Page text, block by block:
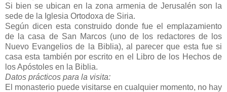
Si bien se ubican en la zona armenia de Jerusalén son la
sede de la Iglesia Ortodoxa de Siria.
Según dicen esta construido donde fue el emplazamiento
de la casa de San Marcos (uno de los redactores de los
Nuevo Evangelios de la Biblia), al parecer que esta fue si
casa esta también por escrito en el Libro de los Hechos de
los Apóstoles en la Biblia.
Datos prácticos para la visita:
El monasterio puede visitarse en cualquier momento, no hay